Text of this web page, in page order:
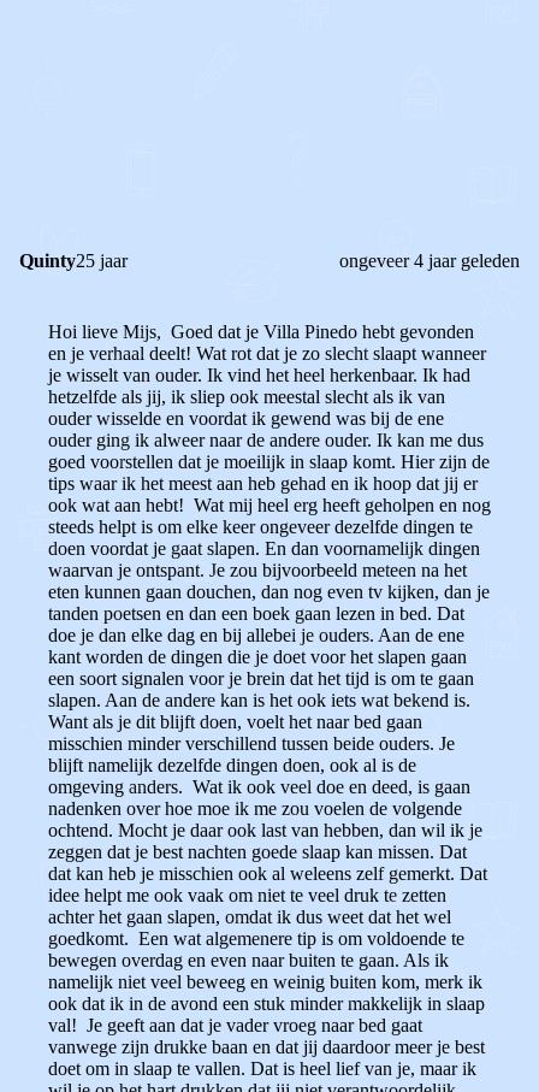
Quinty25 jaar ongeveer 4 jaar geleden
Hoi lieve Mijs, Goed dat je Villa Pinedo hebt gevonden
en je verhaal deelt! Wat rot dat je zo slecht slaapt wanneer
je wisselt van ouder. Ik vind het heel herkenbaar. Ik had
hetzelfde als jij, ik sliep ook meestal slecht als ik van
ouder wisselde en voordat ik gewend was bij de ene
ouder ging ik alweer naar de andere ouder. Ik kan me dus
goed voorstellen dat je moeilijk in slaap komt. Hier zijn de
tips waar ik het meest aan heb gehad en ik hoop dat jij er
ook wat aan hebt! Wat mij heel erg heeft geholpen en nog
steeds helpt is om elke keer ongeveer dezelfde dingen te
doen voordat je gaat slapen. En dan voornamelijk dingen
waarvan je ontspant. Je zou bijvoorbeeld meteen na het
eten kunnen gaan douchen, dan nog even tv kijken, dan je
tanden poetsen en dan een boek gaan lezen in bed. Dat
doe je dan elke dag en bij allebei je ouders. Aan de ene
kant worden de dingen die je doet voor het slapen gaan
een soort signalen voor je brein dat het tijd is om te gaan
slapen. Aan de andere kan is het ook iets wat bekend is.
Want als je dit blijft doen, voelt het naar bed gaan
misschien minder verschillend tussen beide ouders. Je
blijft namelijk dezelfde dingen doen, ook al is de
omgeving anders. Wat ik ook veel doe en deed, is gaan
nadenken over hoe moe ik me zou voelen de volgende
ochtend. Mocht je daar ook last van hebben, dan wil ik je
zeggen dat je best nachten goede slaap kan missen. Dat
dat kan heb je misschien ook al weleens zelf gemerkt. Dat
idee helpt me ook vaak om niet te veel druk te zetten
achter het gaan slapen, omdat ik dus weet dat het wel
goedkomt. Een wat algemenere tip is om voldoende te
bewegen overdag en even naar buiten te gaan. Als ik
namelijk niet veel beweeg en weinig buiten kom, merk ik
ook dat ik in de avond een stuk minder makkelijk in slaap
val! Je geeft aan dat je vader vroeg naar bed gaat
vanwege zijn drukke baan en dat jij daardoor meer je best
doet om in slaap te vallen. Dat is heel lief van je, maar ik